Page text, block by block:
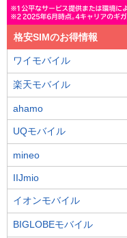
格安SIMのお得情報
ワイモバイル
楽天モバイル
ahamo
UQモバイル
mineo
IIJmio
イオンモバイル
BIGLOBEモバイル